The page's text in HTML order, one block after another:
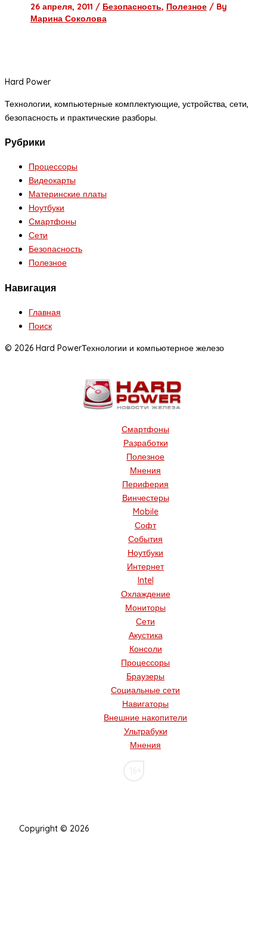
26 апреля, 2011 / Безопасность, Полезное/ By
Марина Соколова
Hard Power
Технологии, компьютерные комплектующие, устройства, сети,
безопасность и практические разборы.
Рубрики
Процессоры
Видеокарты
Материнские платы
Ноутбуки
Смартфоны
Сети
Безопасность
Полезное
Навигация
Главная
Поиск
© 2026 Hard PowerТехнологии и компьютерное железо
Смартфоны
Разработки
Полезное
Мнения
Периферия
Винчестеры
Mobile
Софт
События
Ноутбуки
Интернет
Intel
Охлаждение
Мониторы
Сети
Акустика
Консоли
Процессоры
Браузеры
Социальные сети
Навигаторы
Внешние накопители
Ультрабуки
Мнения
Copyright © 2026